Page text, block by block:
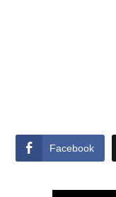
Facebook